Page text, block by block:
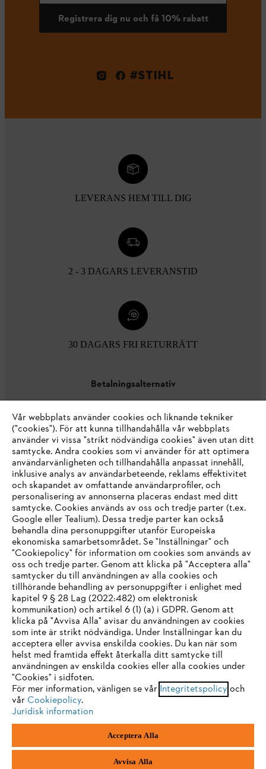
Registrera dig nu och få 10% rabatt
#STIHL
LEVERANS HEM TILL DIG
2 - 3 DAGARS LEVERANSTID
30 DAGARS FRI RETURRÄTT
Betalningsalternativ
Företaget
STIHL FAQ
Service
Allmänna villkor och bestämmelser
Integritetspolicy
Juridisk information
Box 3062
IHR BROWSER WIRD NICHT
UNTERSTÜTZT
Sie nutzen einen Browser, den wir noch nicht unterstützen. Für
eine optimale Nutzung unserer Seite empfehlen wir Ihnen, zu
einem der folgenden Browser zu wechseln:
Firefox Chrome
Vår webbplats använder cookies och liknande tekniker
("cookies"). För att kunna tillhandahålla vår webbplats
använder vi vissa "strikt nödvändiga cookies" även utan ditt
samtycke. Andra cookies som vi använder för att optimera
användarvänligheten och tillhandahålla anpassat innehåll,
inklusive analys av användarbeteende, reklams effektivitet
och skapandet av omfattande användarprofiler, och
personalisering av annonserna placeras endast med ditt
samtycke. Cookies används av oss och tredje parter (t.ex.
Google eller Tealium). Dessa tredje parter kan också
behandla dina personuppgifter utanför Europeiska
ekonomiska samarbetsområdet. Se "Inställningar" och
"Cookiepolicy" för information om cookies som används av
oss och tredje parter. Genom att klicka på "Acceptera alla"
samtycker du till användningen av alla cookies och
tillhörande behandling av personuppgifter i enlighet med
kapitel 9 § 28 Lag (2022:482) om elektronisk
kommunikation) och artikel 6 (1) (a) i GDPR. Genom att
klicka på "Avvisa Alla" avisar du användningen av cookies
som inte är strikt nödvändiga. Under Inställningar kan du
acceptera eller avvisa enskilda cookies. Du kan när som
helst med framtida effekt återkalla ditt samtycke till
användningen av enskilda cookies eller alla cookies under
"Cookies" i sidfoten.
För mer information, vänligen se vår Integritetspolicy och
vår Cookiepolicy.
Juridisk information
Acceptera Alla
Avvisa Alla